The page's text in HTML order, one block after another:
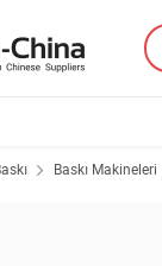
Baskı Makineleri